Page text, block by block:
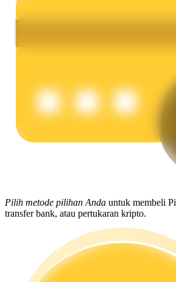
Dapatkan imbalan kompetitif setiap
Mempertaruhkan
Pengembalian tinggi & akses instan
Pilih metode pilihan Anda untuk membeli
transfer bank, atau pertukaran kripto.